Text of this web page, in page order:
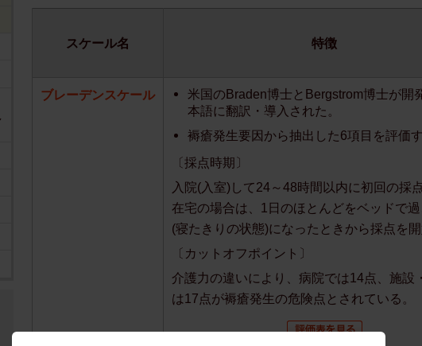
スケール名 特徴
ブレーデンスケール
米国のBraden博士とBergstrom博士が開
本語に翻訳・導入された。
褥瘡発生要因から抽出した6項目を評価す
〔採点時期〕
入院(入室)して24～48時間以内に初回の採
在宅の場合は、1日のほとんどをベッドで過
(寝たきりの状態)になったときから採点を開
〔カットオフポイント〕
介護力の違いにより、病院では14点、施設
は17点が褥瘡発生の危険点とされている。